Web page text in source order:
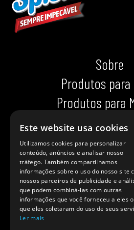
Sobre
Produtos para
Produtos para
Produtos para
Dicas
Ajuda
Onde
Política de
Este website usa cookies
Utilizamos cookies para personalizar
conteúdo, anúncios e analisar nosso
tráfego. Também compartilhamos
informações sobre o uso do nosso site
nossos parceiros de publicidade e
que podem combiná-las com outras
informações que você forneceu a eles
que eles coletaram do uso de seus
Ler mais